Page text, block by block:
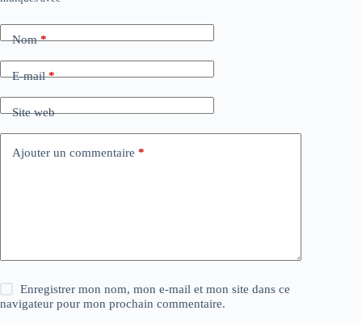
Nom*
E-mail*
Site web
Ajouter un commentaire *
Enregistrer mon nom, mon e-mail et mon site dans ce
navigateur pour mon prochain commentaire.
e
r
n
i
v
e